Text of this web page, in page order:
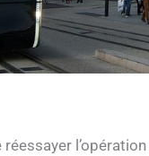
réessayer